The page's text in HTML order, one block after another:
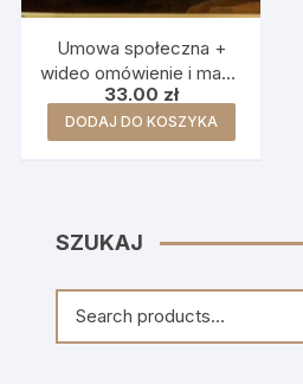
Umowa społeczna +
wideo omówienie i mapa
myśli
33.00 zł
DODAJ DO KOSZYKA
SZUKAJ